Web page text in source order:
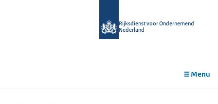
Rijksdienst voor Ondernemend
Nederland
Menu